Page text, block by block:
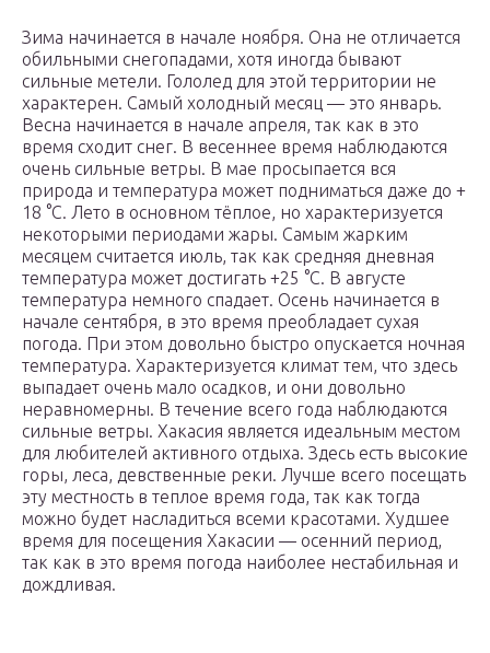
Зима начинается в начале ноября. Она не отличается
обильными снегопадами, хотя иногда бывают
сильные метели. Гололед для этой территории не
характерен. Самый холодный месяц — это январь.
Весна начинается в начале апреля, так как в это
время сходит снег. В весеннее время наблюдаются
очень сильные ветры. В мае просыпается вся
природа и температура может подниматься даже до +
18 °С. Лето в основном тёплое, но характеризуется
некоторыми периодами жары. Самым жарким
месяцем считается июль, так как средняя дневная
температура может достигать +25 °С. В августе
температура немного спадает. Осень начинается в
начале сентября, в это время преобладает сухая
погода. При этом довольно быстро опускается ночная
температура. Характеризуется климат тем, что здесь
выпадает очень мало осадков, и они довольно
неравномерны. В течение всего года наблюдаются
сильные ветры. Хакасия является идеальным местом
для любителей активного отдыха. Здесь есть высокие
горы, леса, девственные реки. Лучше всего посещать
эту местность в теплое время года, так как тогда
можно будет насладиться всеми красотами. Худшее
время для посещения Хакасии — осенний период,
так как в это время погода наиболее нестабильная и
дождливая.